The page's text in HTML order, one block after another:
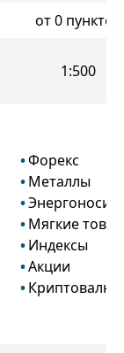
от 0 пунктов
1:500
Форекс
Металлы
Мягкие
Индексы
Акции